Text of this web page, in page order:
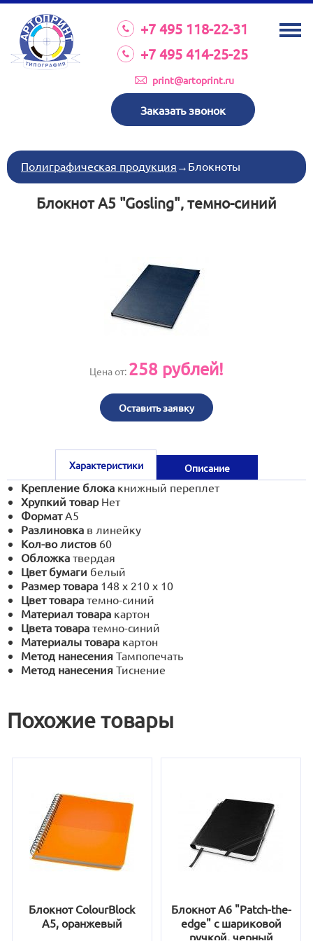
+7 495 118-22-31
+7 495 414-25-25
print@artoprint.ru
Заказать звонок
О КОМПАНИИ
УСЛУГИ
КАТАЛОГ
ТРЕБОВАНИЯ К МАКЕТАМ
НОВОСТИ
ИНВЕСТИЦИИ
КОНТАКТЫ
пн-пт 8:30 17:00
print@artoprint.ru
Полиграфическая продукция → Блокноты
Блокнот A5 "Gosling", темно-синий
Цена от: 258 рублей!
Оставить заявку
Характеристики Описание
Крепление блока книжный переплет
Хрупкий товар Нет
Формат А5
Разлиновка в линейку
Кол-во листов 60
Обложка твердая
Цвет бумаги белый
Размер товара 148 x 210 x 10
Цвет товара темно-синий
Материал товара картон
Цвета товара темно-синий
Материалы товара картон
Метод нанесения Тампопечать
Метод нанесения Тиснение
Похожие товары
Блокнот ColourBlock
А5, оранжевый
Блокнот A6 "Patch-the-
edge" с шариковой
ручкой, черный